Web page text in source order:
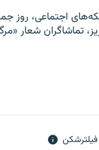
اجتماعی، روز
تماشاگران شعار